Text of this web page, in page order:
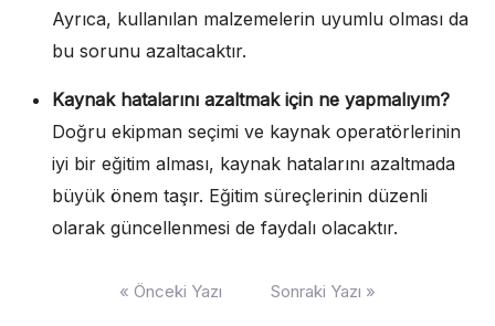
Ayrıca, kullanılan malzemelerin uyumlu olması da
bu sorunu azaltacaktır.
Kaynak hatalarını azaltmak için ne yapmalıyım?
Doğru ekipman seçimi ve kaynak operatörlerinin
iyi bir eğitim alması, kaynak hatalarını azaltmada
büyük önem taşır. Eğitim süreçlerinin düzenli
olarak güncellenmesi de faydalı olacaktır.
« Önceki Yazı Sonraki Yazı »